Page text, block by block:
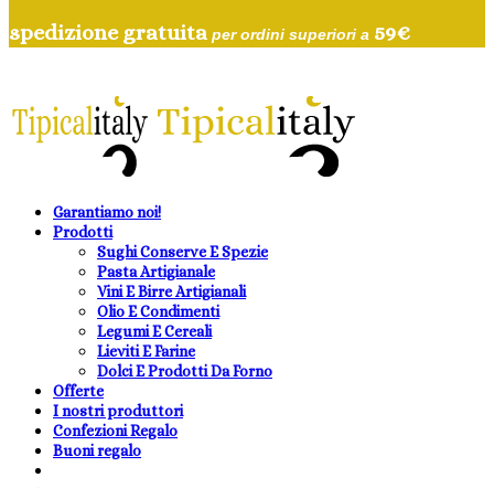
spedizione gratuita per ordini superiori a 59€
Garantiamo noi!
Prodotti
Sughi Conserve E Spezie
Pasta Artigianale
Vini E Birre Artigianali
Olio E Condimenti
Legumi E Cereali
Lieviti E Farine
Dolci E Prodotti Da Forno
Offerte
I nostri produttori
Confezioni Regalo
Buoni regalo